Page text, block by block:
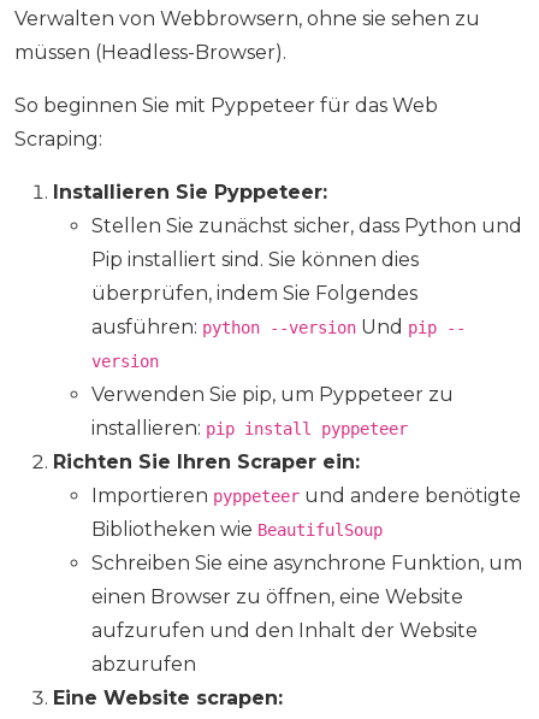
Verwalten von Webbrowsern, ohne sie sehen zu
müssen (Headless-Browser).
So beginnen Sie mit Pyppeteer für das Web
Scraping:
Installieren Sie Pyppeteer:
Stellen Sie zunächst sicher, dass Python und
Pip installiert sind. Sie können dies
überprüfen, indem Sie Folgendes
ausführen: python --version Und pip --
version
Verwenden Sie pip, um Pyppeteer zu
installieren: pip install pyppeteer
Richten Sie Ihren Scraper ein:
Importieren pyppeteer und andere benötigte
Bibliotheken wie BeautifulSoup
Schreiben Sie eine asynchrone Funktion, um
einen Browser zu öffnen, eine Website
aufzurufen und den Inhalt der Website
abzurufen
Eine Website scrapen: